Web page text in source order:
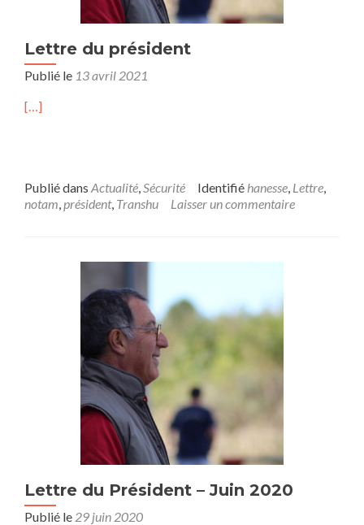
Lettre du président
Publié le 13 avril 2021
[…]
Publié dans Actualité,Sécurité Identifié hanesse, Lettre,
notam,président, Transhu Laisser un commentaire
Lettre du Président – Juin 2020
Publié le 29 juin 2020